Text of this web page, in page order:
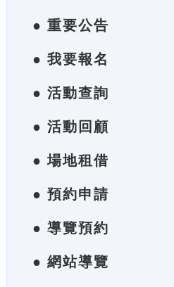
● 重要公告
● 我要報名
● 活動查詢
● 活動回顧
● 場地租借
● 預約申請
● 導覽預約
● 網站導覽